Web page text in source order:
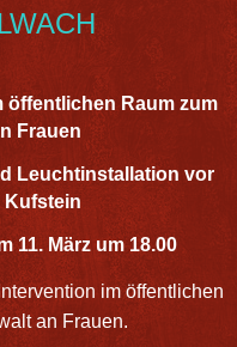
Raum zum
Frauen
Leuchtinstallation vor
Kufstein
11. März um 18.00
im öffentlichen
an Frauen.